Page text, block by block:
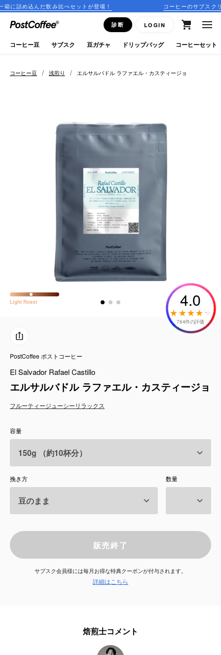
ットが登場！ コーヒーのサブスクリプションはこちら
診断 LOGIN
close
ログイン
新規会員登録
keyboard_arrow_right
ミルク・フード類
CFFBNS
ギフトセット
リキッド
特集
卸販売
コーヒーのサブスク
お知らせ
よくある質問
店舗情報
コーヒー豆 / 浅煎り / エルサルバドル ラファエル・カスティージョ
Light Roast 4.0
764件の評価
PostCoffee ポストコーヒー
El Salvador Rafael Castillo
エルサルバドル ラファエル・カスティージョ
フルーティージューシーリラックス
容量
挽き方 数量
販売終了
サブスク会員様には毎月お得な特典クーポンが付与されます。
詳細はこちら
焙煎士コメント
コーヒー豆 サブスク 豆ガチャ ドリップバッグ コーヒーセット